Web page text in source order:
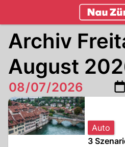
Archiv
August
Auto
3